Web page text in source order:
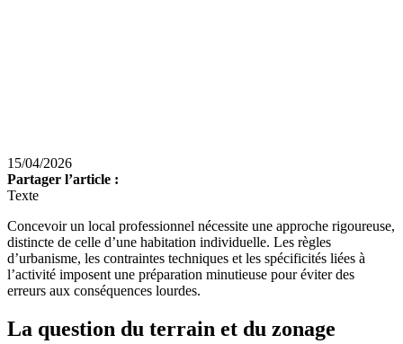
15/04/2026
Partager l’article :
Texte
Concevoir un local professionnel nécessite une approche rigoureuse,
distincte de celle d’une habitation individuelle. Les règles
d’urbanisme, les contraintes techniques et les spécificités liées à
l’activité imposent une préparation minutieuse pour éviter des
erreurs aux conséquences lourdes.
La question du terrain et du zonage